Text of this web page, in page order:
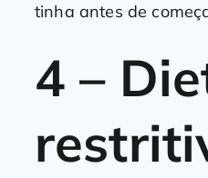
tinha antes de
4 –